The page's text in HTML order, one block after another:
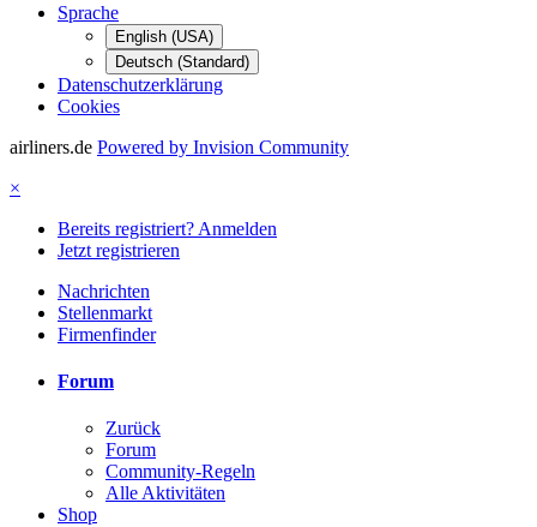
Sprache
English (USA)
Deutsch (Standard)
Datenschutzerklärung
Cookies
airliners.de Powered by Invision Community
×
Bereits registriert? Anmelden
Jetzt registrieren
Nachrichten
Stellenmarkt
Firmenfinder
Forum
Zurück
Forum
Community-Regeln
Alle Aktivitäten
Shop